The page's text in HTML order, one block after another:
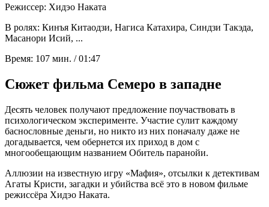
Режиссер: Хидэо Наката
В ролях: Кинъя Китаодзи, Нагиса Катахира, Синдзи Такэда,
Масанори Исий, ...
Время: 107 мин. / 01:47
Сюжет фильма Семеро в западне
Десять человек получают предложение поучаствовать в
психологическом эксперименте. Участие сулит каждому
баснословные деньги, но никто из них поначалу даже не
догадывается, чем обернется их приход в дом с
многообещающим названием Обитель паранойи.
Аллюзии на известную игру «Мафия», отсылки к детективам
Агаты Кристи, загадки и убийства всё это в новом фильме
режиссёра Хидэо Наката.